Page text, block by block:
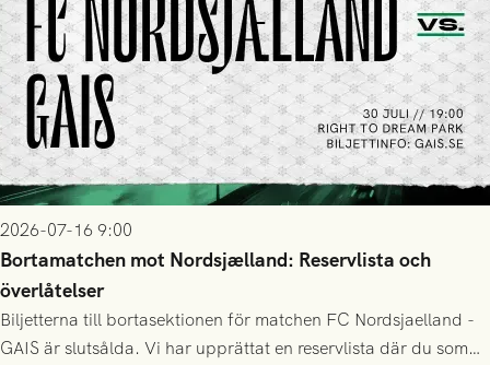
2026-07-16 9:00
Bortamatchen mot Nordsjælland: Reservlista och
överlåtelser
Biljetterna till bortasektionen för matchen FC Nordsjaelland -
GAIS är slutsålda. Vi har upprättat en reservlista där du som